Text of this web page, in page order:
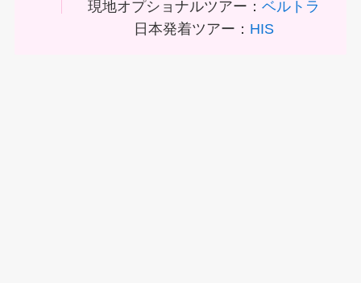
現地オプショナルツアー：ベルトラ
日本発着ツアー： HIS